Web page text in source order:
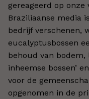
gereageerd op
Braziliaanse media
bedrijf verschenen,
eucalyptusbossen
behoud van
inheemse bossen’
voor de
opgenomen in de